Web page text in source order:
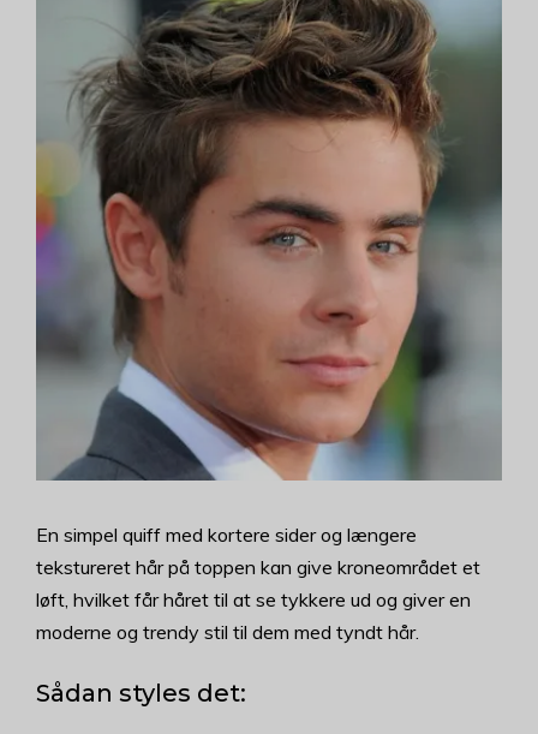
En simpel quiff med kortere sider og længere
tekstureret hår på toppen kan give kroneområdet et
løft, hvilket får håret til at se tykkere ud og giver en
moderne og trendy stil til dem med tyndt hår.
Sådan styles det: